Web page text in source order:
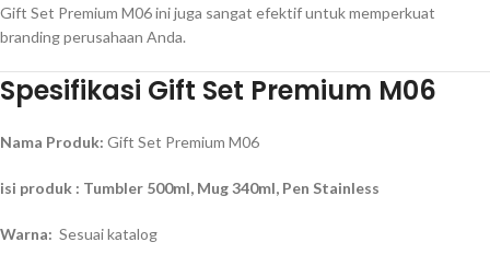
Gift Set Premium M06 ini juga sangat efektif untuk memperkuat
branding perusahaan Anda.
Spesifikasi Gift Set Premium M06
Nama Produk: Gift Set Premium M06
isi produk : Tumbler 500ml, Mug 340ml, Pen Stainless
Warna: Sesuai katalog